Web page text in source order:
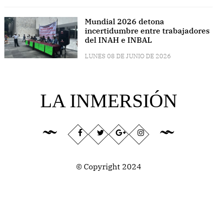
Mundial 2026 detona
incertidumbre entre trabajadores
del INAH e INBAL
LUNES 08 DE JUNIO DE 2026
LA INMERSIÓN
© Copyright 2024